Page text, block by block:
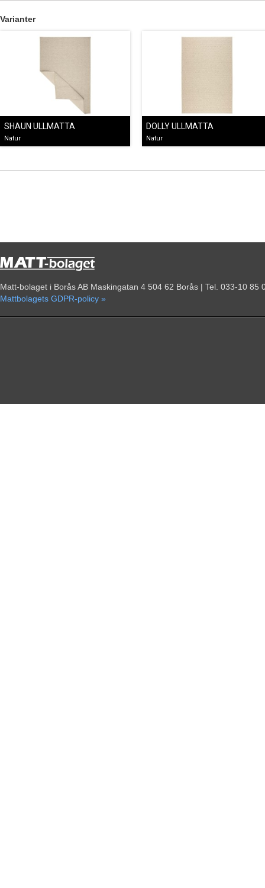
Varianter
SHAUN ULLMATTA
Natur
DOLLY ULLMATTA
Natur
Matt-bolaget i Borås AB Maskingatan 4 504 62 Borås | Tel. 033-10
Mattbolagets GDPR-policy »